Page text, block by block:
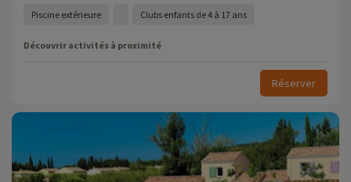
Piscine extérieure Clubs enfants de 4 à 17 ans
Découvrir activités à proximité
Réserver